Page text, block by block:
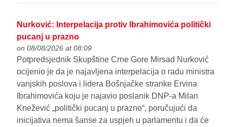
Nurković: Interpelacija protiv Ibrahimovića politički
pucanj u prazno
on 08/08/2026 at 08:09
Potpredsjednik Skupštine Crne Gore Mirsad Nurković
ocijenio je da je najavljena interpelacija o radu ministra
vanjskih poslova i lidera Bošnjačke stranke Ervina
Ibrahimovića koju je najavio poslanik DNP-a Milan
Knežević „politički pucanj u prazno“, poručujući da
inicijativa nema šanse za uspjeh u parlamentu i da će